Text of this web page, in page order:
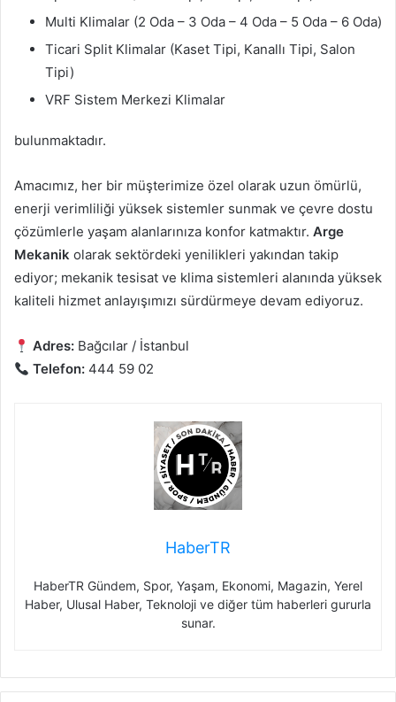
Multi Klimalar (2 Oda – 3 Oda – 4 Oda – 5 Oda – 6 Oda)
Ticari Split Klimalar (Kaset Tipi, Kanallı Tipi, Salon
Tipi)
VRF Sistem Merkezi Klimalar
bulunmaktadır.
Amacımız, her bir müşterimize özel olarak uzun ömürlü,
enerji verimliliği yüksek sistemler sunmak ve çevre dostu
çözümlerle yaşam alanlarınıza konfor katmaktır. Arge
Mekanik olarak sektördeki yenilikleri yakından takip
ediyor; mekanik tesisat ve klima sistemleri alanında yüksek
kaliteli hizmet anlayışımızı sürdürmeye devam ediyoruz.
Adres: Bağcılar / İstanbul
Telefon: 444 59 02
HaberTR
HaberTR Gündem, Spor, Yaşam, Ekonomi, Magazin, Yerel
Haber, Ulusal Haber, Teknoloji ve diğer tüm haberleri gururla
sunar.